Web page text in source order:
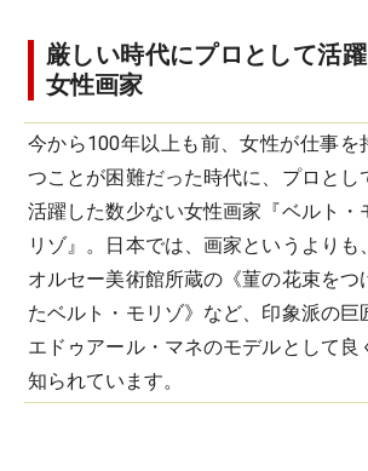
厳しい時代にプロとして活
女性画家
今から100年以上も前、女性が仕事を
つことが困難だった時代に、プロとし
活躍した数少ない女性画家『ベルト・
リゾ』。日本では、画家というよりも、
オルセー美術館所蔵の《菫の花束をつ
たベルト・モリゾ》など、印象派の巨
エドゥアール・マネのモデルとして良
知られています。